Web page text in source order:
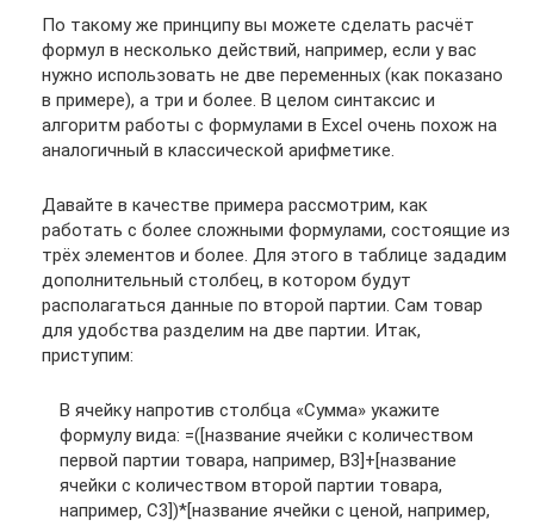
По такому же принципу вы можете сделать расчёт
формул в несколько действий, например, если у вас
нужно использовать не две переменных (как показано
в примере), а три и более. В целом синтаксис и
алгоритм работы с формулами в Excel очень похож на
аналогичный в классической арифметике.
Давайте в качестве примера рассмотрим, как
работать с более сложными формулами, состоящие из
трёх элементов и более. Для этого в таблице зададим
дополнительный столбец, в котором будут
располагаться данные по второй партии. Сам товар
для удобства разделим на две партии. Итак,
приступим:
В ячейку напротив столбца «Сумма» укажите
формулу вида: =([название ячейки с количеством
первой партии товара, например, B3]+[название
ячейки с количеством второй партии товара,
например, C3])*[название ячейки с ценой, например,